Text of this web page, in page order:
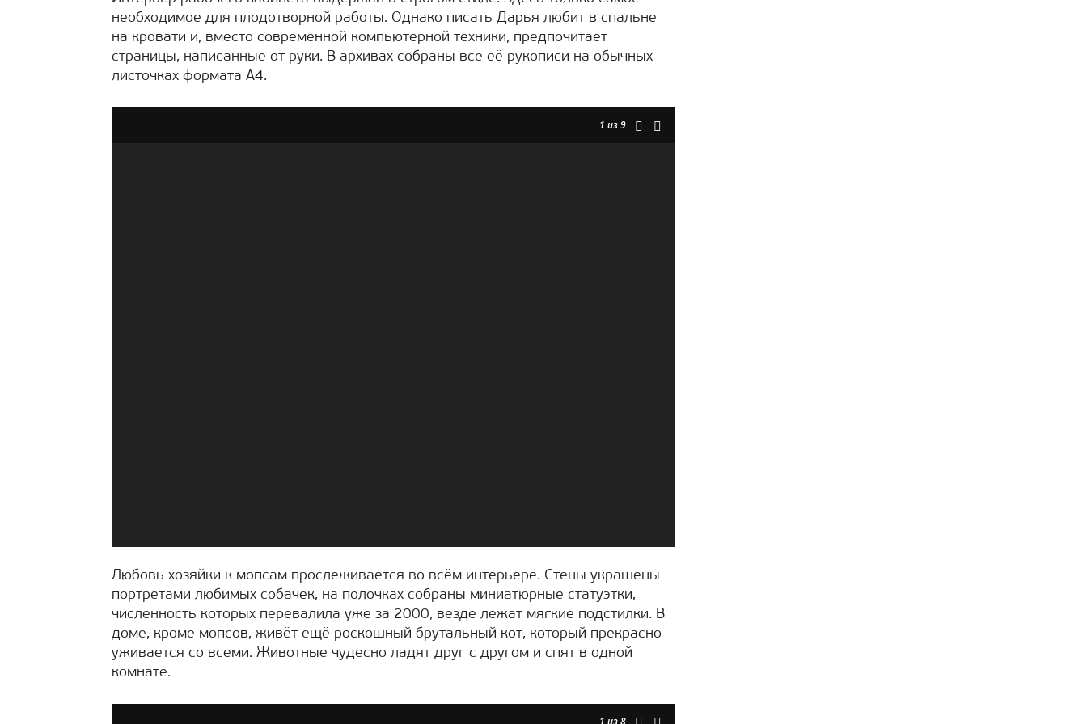
необходимое для плодотворной работы. Однако писать Дарья любит в спальне
на кровати и, вместо современной компьютерной техники, предпочитает
страницы, написанные от руки. В архивах собраны все её рукописи на обычных
листочках формата А4.
1 из 9
Любовь хозяйки к мопсам прослеживается во всём интерьере. Стены украшены
портретами любимых собачек, на полочках собраны миниатюрные статуэтки,
численность которых перевалила уже за 2000, везде лежат мягкие подстилки. В
доме, кроме мопсов, живёт ещё роскошный брутальный кот, который прекрасно
уживается со всеми. Животные чудесно ладят друг с другом и спят в одной
комнате.